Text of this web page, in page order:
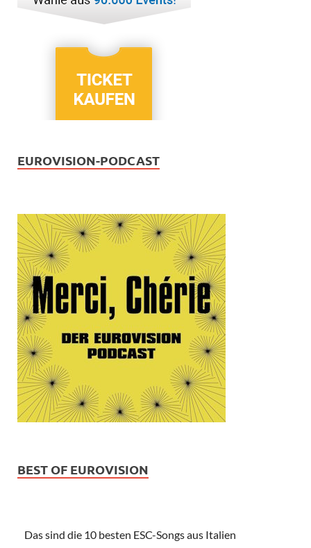
EUROVISION-PODCAST
BEST OF EUROVISION
Das sind die 10 besten ESC-Songs aus Italien